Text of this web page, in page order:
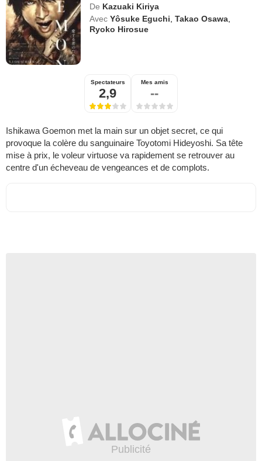
De Kazuaki Kiriya
Avec Yôsuke Eguchi ,Takao Osawa
Ryoko Hirosue
Spectateurs
2,9
Mes amis
--
Ishikawa Goemon met la main sur un objet secret, ce qui
provoque la colère du sanguinaire Toyotomi Hideyoshi. Sa tête
mise à prix, le voleur virtuose va rapidement se retrouver au
centre d'un écheveau de vengeances et de complots.